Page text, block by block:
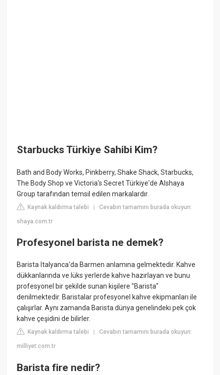
Starbucks Türkiye Sahibi Kim?
Bath and Body Works, Pinkberry, Shake Shack, Starbucks,
The Body Shop ve Victoria's Secret Türkiye'de Alshaya
Group tarafından temsil edilen markalardır.
Kaynak kaldırma talebi |Cevabın tamamını burada okuyun:
shaya.com.tr
Profesyonel barista ne demek?
Barista İtalyanca'da Barmen anlamına gelmektedir. Kahve
dükkanlarında ve lüks yerlerde kahve hazırlayan ve bunu
profesyonel bir şekilde sunan kişilere "Barista"
denilmektedir. Baristalar profesyonel kahve ekipmanları ile
çalışırlar. Aynı zamanda Barista dünya genelindeki pek çok
kahve çeşidini de bilirler.
Kaynak kaldırma talebi |Cevabın tamamını burada okuyun:
milliyet.com.tr
Barista fire nedir?